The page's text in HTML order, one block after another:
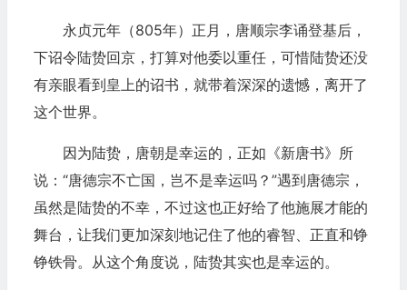
永贞元年（805年）正月，唐顺宗李诵登基后，
下诏令陆贽回京，打算对他委以重任，可惜陆贽还没
有亲眼看到皇上的诏书，就带着深深的遗憾，离开了
这个世界。
因为陆贽，唐朝是幸运的，正如《新唐书》所
说：“唐德宗不亡国，岂不是幸运吗？”遇到唐德宗，
虽然是陆贽的不幸，不过这也正好给了他施展才能的
舞台，让我们更加深刻地记住了他的睿智、正直和铮
铮铁骨。从这个角度说，陆贽其实也是幸运的。